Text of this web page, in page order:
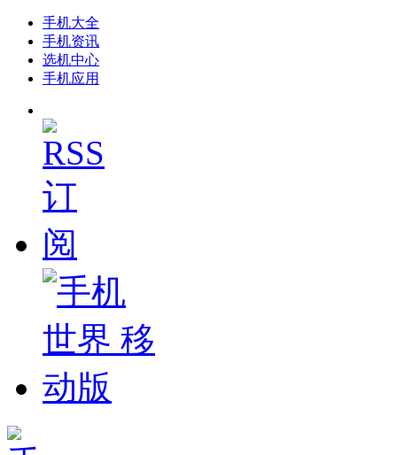
手机大全
手机资讯
选机中心
手机应用